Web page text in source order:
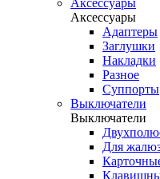
Аксессуары
Аксессуары
Адаптеры
Заглушки
Накладки
Разное
Суппорты
Выключатели
Выключатели
Для